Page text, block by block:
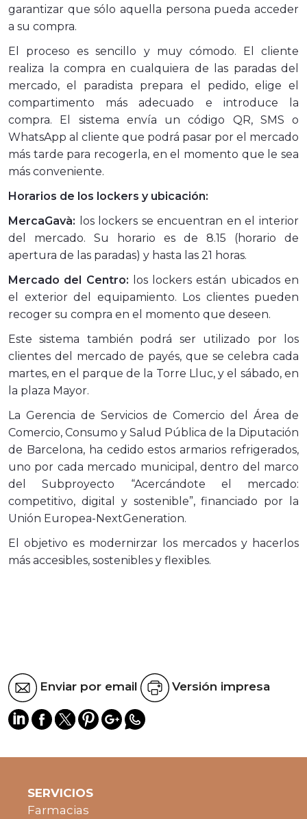
garantizar que sólo aquella persona pueda acceder
a su compra.
El proceso es sencillo y muy cómodo. El cliente
realiza la compra en cualquiera de las paradas del
mercado, el paradista prepara el pedido, elige el
compartimento más adecuado e introduce la
compra. El sistema envía un código QR, SMS o
WhatsApp al cliente que podrá pasar por el mercado
más tarde para recogerla, en el momento que le sea
más conveniente.
Horarios de los lockers y ubicación:
MercaGavà:
los lockers se encuentran en el interior
del mercado. Su horario es de 8.15 (horario de
apertura de las paradas) y hasta las 21 horas.
Mercado del Centro:
los lockers están ubicados en
el exterior del equipamiento. Los clientes pueden
recoger su compra en el momento que deseen.
Este sistema también podrá ser utilizado por los
clientes del mercado de payés, que se celebra cada
martes, en el parque de la Torre Lluc, y el sábado, en
la plaza Mayor.
La Gerencia de Servicios de Comercio del Área de
Comercio, Consumo y Salud Pública de la Diputación
de Barcelona, ​​ha cedido estos armarios refrigerados,
uno por cada mercado municipal, dentro del marco
del Subproyecto “Acercándote el mercado:
competitivo, digital y sostenible”, financiado por la
Unión Europea-NextGeneration.
El objetivo es modernirzar los mercados y hacerlos
más accesibles, sostenibles y flexibles.
Enviar por email Versión impresa
SERVICIOS
Farmacias